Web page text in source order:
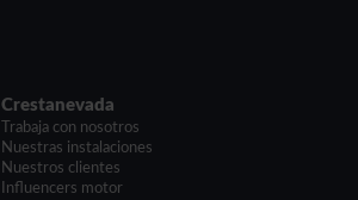
Crestanevada
Trabaja con nosotros
Nuestras instalaciones
Nuestros clientes
Influencers motor